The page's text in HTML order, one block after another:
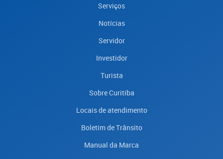
Serviços
Notícias
Servidor
Investidor
Turista
Sobre Curitiba
Locais de atendimento
Boletim de Trânsito
Manual da Marca